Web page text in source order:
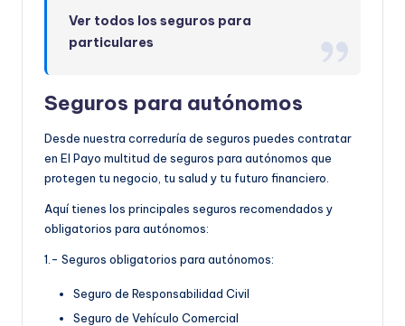
Ver todos los seguros para
particulares
Seguros para autónomos
Desde nuestra correduría de seguros puedes contratar
en El Payo multitud de seguros para autónomos que
protegen tu negocio, tu salud y tu futuro financiero.
Aquí tienes los principales seguros recomendados y
obligatorios para autónomos:
1.- Seguros obligatorios para autónomos:
Seguro de Responsabilidad Civil
Seguro de Vehículo Comercial